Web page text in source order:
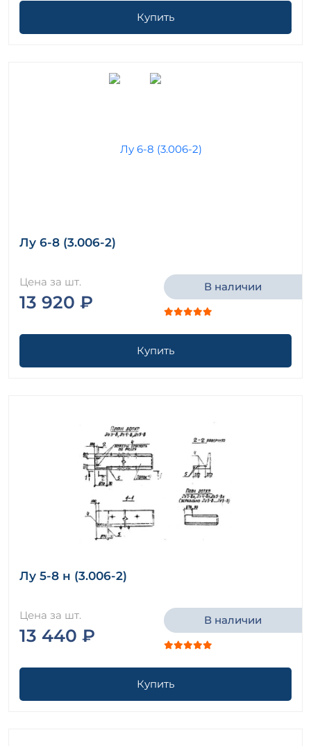
Купить
Лу 6-8 (3.006-2)
Цена за шт.
13 920 ₽
В наличии
Купить
Лу 5-8 н (3.006-2)
Цена за шт.
13 440 ₽
В наличии
Купить